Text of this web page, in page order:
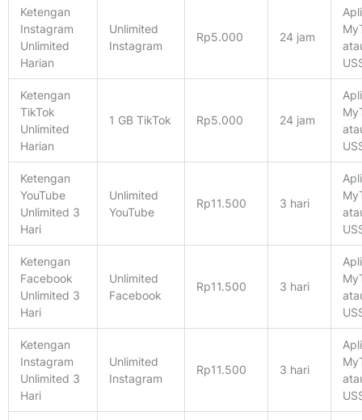
Ketengan
Instagram
Unlimited
Harian
Unlimited
Instagram
Rp5.000 24 jam
Ketengan
TikTok
Unlimited
Harian
1 GB TikTok Rp5.000 24 jam
Ketengan
YouTube
Unlimited 3
Hari
Unlimited
YouTube
Rp11.500 3 hari
Ketengan
Facebook
Unlimited 3
Hari
Unlimited
Facebook
Rp11.500 3 hari
Ketengan
Instagram
Unlimited 3
Hari
Unlimited
Instagram
Rp11.500 3 hari